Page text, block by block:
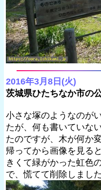
2016年3月8日(火)
茨城県ひたちなか市の
小さな塚のようなのが
たが、何も書いていな
たのですが、木が何か
帰ってから画像を見る
きくて緑がかった虹色
で、慌てて削除しました